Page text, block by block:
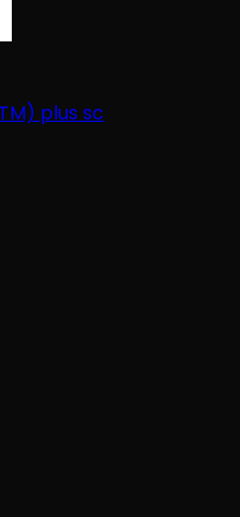
plus sc